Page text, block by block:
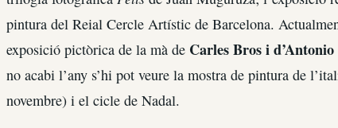
pintura del Reial Cercle Artístic de Barcelona.
exposició pictòrica de la mà de Carles Bros i
no acabi l’any s’hi pot veure la mostra de pintura de
novembre) i el cicle de Nadal.